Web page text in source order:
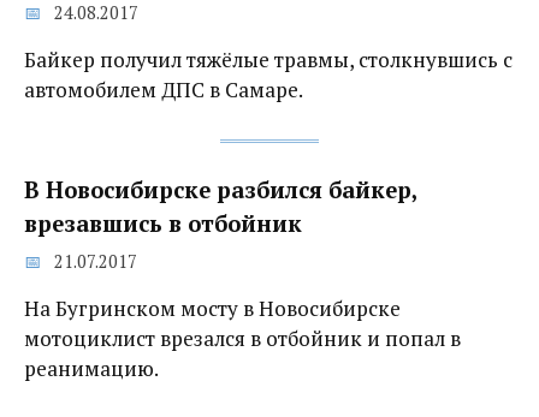
24.08.2017
Байкер получил тяжёлые травмы, столкнувшись с
автомобилем ДПС в Самаре.
В Новосибирске разбился байкер,
врезавшись в отбойник
21.07.2017
На Бугринском мосту в Новосибирске
мотоциклист врезался в отбойник и попал в
реанимацию.